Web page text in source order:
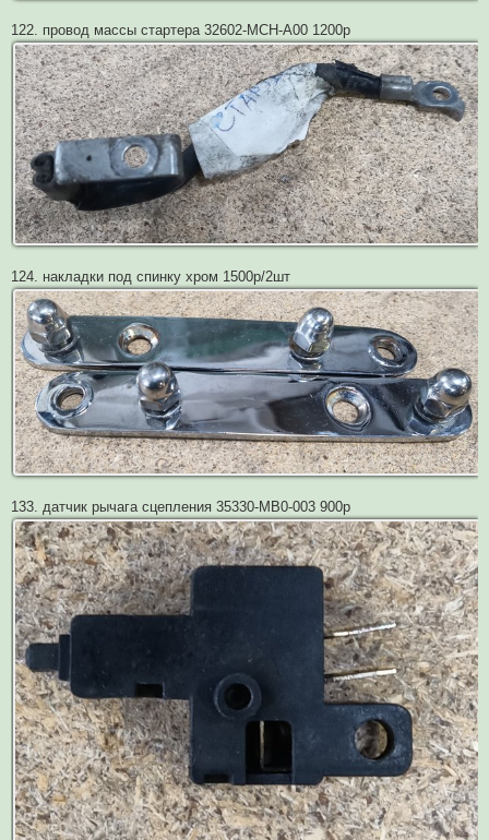
122. провод массы стартера 32602-MCH-A00 1200р
124. накладки под спинку хром 1500р/2шт
133. датчик рычага сцепления 35330-MB0-003 900р